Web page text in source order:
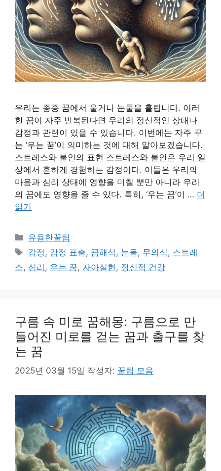
우리는 종종 꿈에서 울거나 눈물을 흘립니다. 이러
한 꿈이 자주 반복된다면 우리의 정신적인 상태나
감정과 관련이 있을 수 있습니다. 이번에는 자주 꾸
는 ‘우는 꿈’이 의미하는 것에 대해 알아보겠습니다.
스트레스와 불안의 표현 스트레스와 불안은 우리 일
상에서 흔하게 경험하는 감정이다. 이들은 우리의
마음과 심리 상태에 영향을 미칠 뿐만 아니라 우리
의 꿈에도 영향을 줄 수 있다. 특히, ‘우는 꿈’이 … 더
읽기
카
테
리
유용한꿀팁
태
그
감정, 감정 표출, 꿈해석, 눈물, 무의식, 스트레
스, 심리 , 우는 꿈, 자아실현, 정신적 건강
구름 속 미로 꿈해몽: 구름으로 만
들어진 미로를 걷는 꿈과 출구를 찾
는 꿈
2025년 03월 15일 작성자: 꿀팁 모음